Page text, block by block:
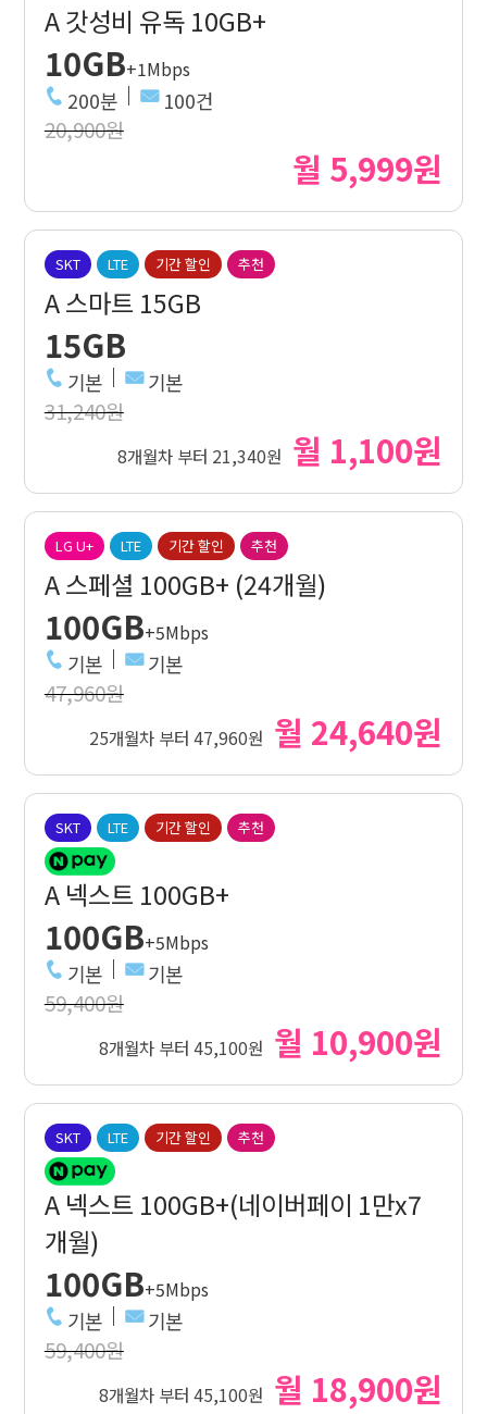
A 갓성비 유독 10GB+
10GB+1Mbps
200분 100건
20,900원
월 5,999원
SKT LTE 기간 할인 추천
A 스마트 15GB
15GB
기본 기본
31,240원
8개월차 부터 21,340원 월 1,100원
LG U+ LTE 기간 할인 추천
A 스페셜 100GB+ (24개월)
100GB+5Mbps
기본 기본
47,960원
25개월차 부터 47,960원 월 24,640원
SKT LTE 기간 할인 추천
A 넥스트 100GB+
100GB+5Mbps
기본 기본
59,400원
8개월차 부터 45,100원 월 10,900원
SKT LTE 기간 할인 추천
A 넥스트 100GB+(네이버페이 1만x7
개월)
100GB+5Mbps
기본 기본
59,400원
8개월차 부터 45,100원 월 18,900원